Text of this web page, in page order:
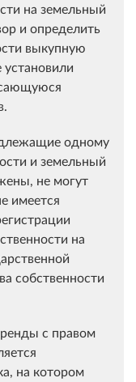
на земельный
и определить
выкупную
установили
одному
и земельный
не могут
имеется
на
собственности
с правом
на котором